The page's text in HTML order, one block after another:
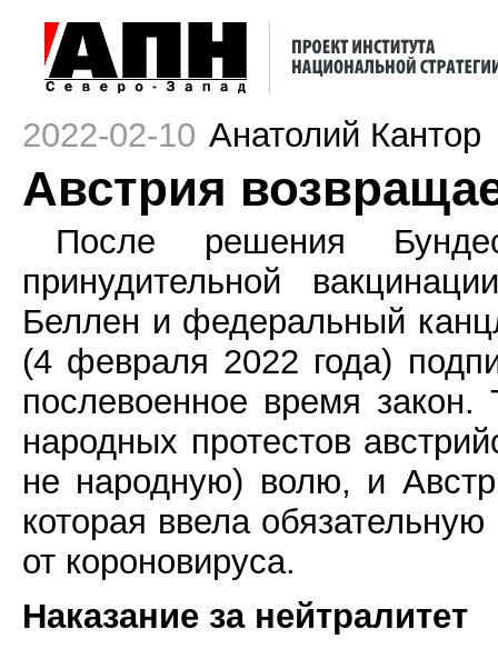
2022-02-10 Анатолий Кантор
Австрия
После решения
принудительной
Беллен и федеральный
(4 февраля 2022 года)
послевоенное время
народных протестов
не народную) волю, и
которая ввела
от короновируса.
Наказание за нейтралитет